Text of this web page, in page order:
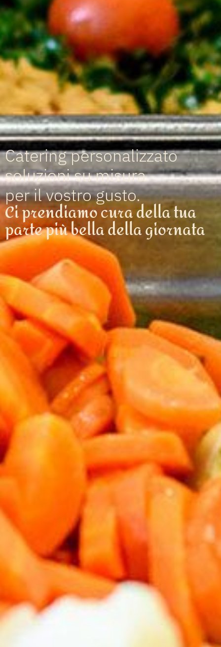
Catering personalizzato
soluzioni su misura
per il vostro gusto.
Ci prendiamo cura della tua
parte più bella della giornata